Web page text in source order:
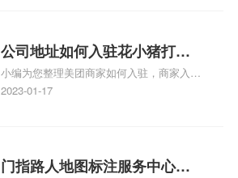
情可查看下方正文！
公司地址如何入驻花小猪打车
地图标记？指路人地图标注服
务中心铺如何入驻花小猪打车
小编为您整理美团商家如何入驻，商家入驻
教程、商家如何入驻地图、如何入驻地:、
2023-01-17
门指路人地图标注服务中心如